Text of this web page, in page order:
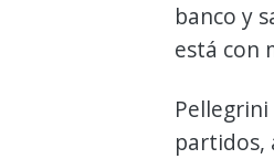
banco y
está con
partidos,